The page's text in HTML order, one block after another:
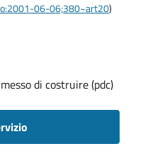
06-06;380~art20)
di costruire (pdc)